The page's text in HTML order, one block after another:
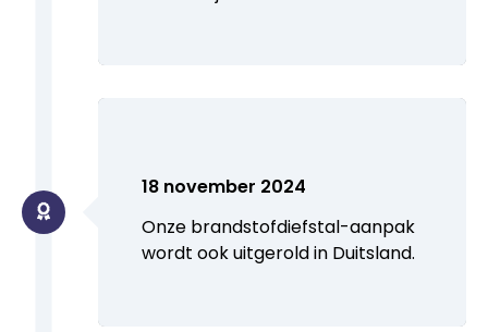
18 november 2024
Onze brandstofdiefstal-aanpak
wordt ook uitgerold in Duitsland.